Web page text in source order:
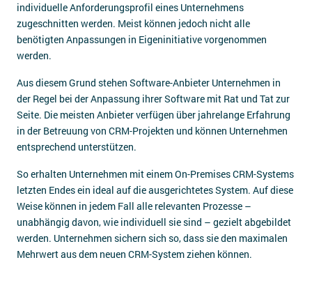
individuelle Anforderungsprofil eines Unternehmens
zugeschnitten werden. Meist können jedoch nicht alle
benötigten Anpassungen in Eigeninitiative vorgenommen
werden.
Aus diesem Grund stehen Software-Anbieter Unternehmen in
der Regel bei der Anpassung ihrer Software mit Rat und Tat zur
Seite. Die meisten Anbieter verfügen über jahrelange Erfahrung
in der Betreuung von CRM-Projekten und können Unternehmen
entsprechend unterstützen.
So erhalten Unternehmen mit einem On-Premises CRM-Systems
letzten Endes ein ideal auf die ausgerichtetes System. Auf diese
Weise können in jedem Fall alle relevanten Prozesse –
unabhängig davon, wie individuell sie sind – gezielt abgebildet
werden. Unternehmen sichern sich so, dass sie den maximalen
Mehrwert aus dem neuen CRM-System ziehen können.